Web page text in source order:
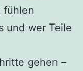
fühlen
und wer Teile
gehen –